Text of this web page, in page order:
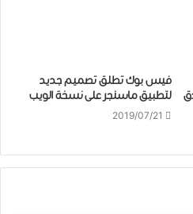
فيس بوك تطلق تصميم جديد
لتطبيق ماسنجر على نسخة الويب
2019/07/21